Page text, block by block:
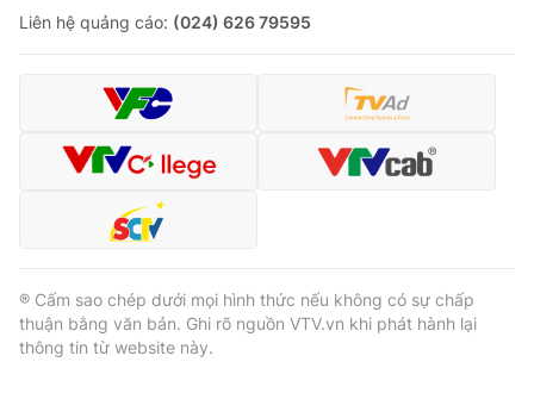
Liên hệ quảng cáo: (024) 626 79595
® Cấm sao chép dưới mọi hình thức nếu không có sự chấp
thuận bằng văn bản. Ghi rõ nguồn VTV.vn khi phát hành lại
thông tin từ website này.